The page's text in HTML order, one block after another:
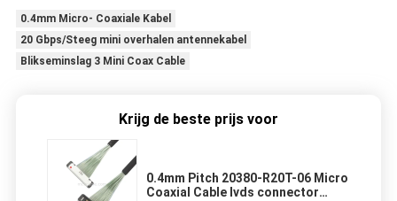
0.4mm Micro- Coaxiale Kabel
20 Gbps/Steeg mini overhalen antennekabel
Blikseminslag 3 Mini Coax Cable
Krijg de beste prijs voor
0.4mm Pitch 20380-R20T-06 Micro
Coaxial Cable lvds connector